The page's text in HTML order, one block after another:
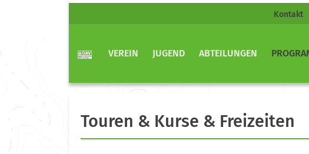
Kontakt
VEREIN JUGEND ABTEILUNGEN
Touren & Kurse & Freizeiten